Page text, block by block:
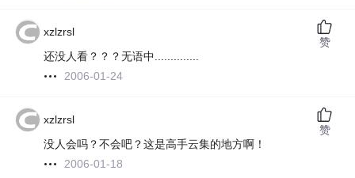
xzlzrsl
还没人看？？？无语中..............
2006-01-24
赞
xzlzrsl
没人会吗？不会吧？这是高手云集的地方啊！
2006-01-18
赞